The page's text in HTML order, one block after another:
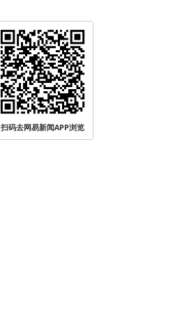
扫码去网易新闻APP浏览